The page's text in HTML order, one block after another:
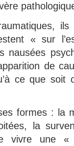
« sur
nausées
de
ce que soit
formes : la
la
vivre une «